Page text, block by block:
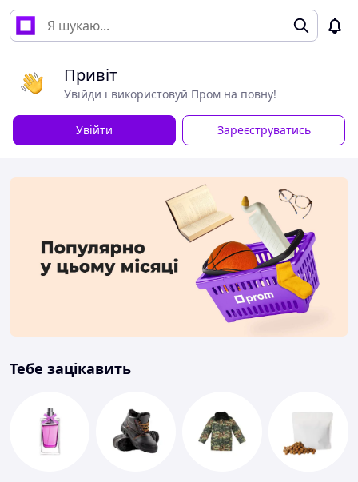
Привіт
Увійди і використовуй Пром на повну!
Увійти Зареєструватись
Тебе зацікавить